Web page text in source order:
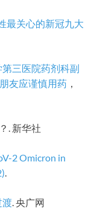
最关心的新冠九大
三医院药剂科副
友应谨慎用药 ，
？. 新华社
2 Omicron in
.
渡. 央广网